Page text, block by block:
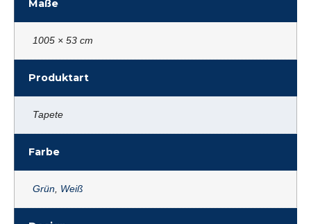
Maße
1005 × 53 cm
Produktart
Tapete
Farbe
Grün Weiß